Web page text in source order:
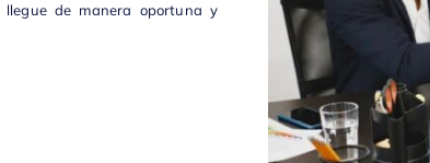
llegue de manera oportuna y